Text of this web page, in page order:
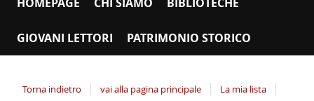
GIOVANI LETTORI PATRIMONIO STORICO
Torna indietro vai alla pagina principale La mia lista